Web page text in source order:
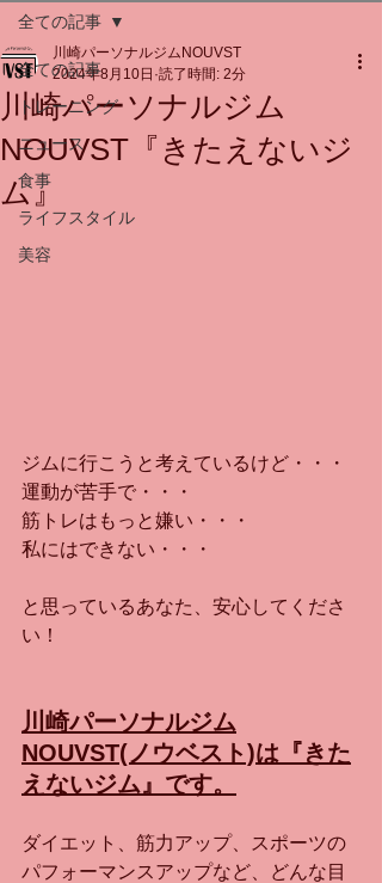
スタッフ よくある質問 料金
お問い合わせ
全ての記事
トレーニング
ニュース
食事
ライフスタイル
美容
全ての記事
川崎パーソナルジム
NOUVST『きたえないジ
ム』
川崎パーソナルジムNOUVST
2024年8月10日 読了時間: 2分
ジムに行こうと考えているけど・・・
運動が苦手で・・・
筋トレはもっと嫌い・・・
私にはできない・・・
と思っているあなた、安心してくださ
い！
川崎パーソナルジム
NOUVST(ノウベスト)は『きた
えないジム』です。
ダイエット、筋力アップ、スポーツの
パフォーマンスアップなど、どんな目